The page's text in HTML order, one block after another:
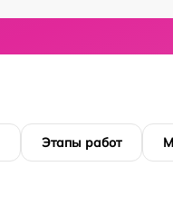
Этапы работ